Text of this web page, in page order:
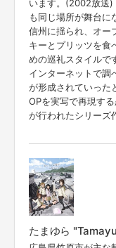
います。(2002放送
も同じ場所が舞台に
信州に揺られ、オー
キーとプリッツを食
めの巡礼スタイルで
インターネットで調
が形成されていっ
OPを実写で再現す
が行われたシリーズ
たまゆら